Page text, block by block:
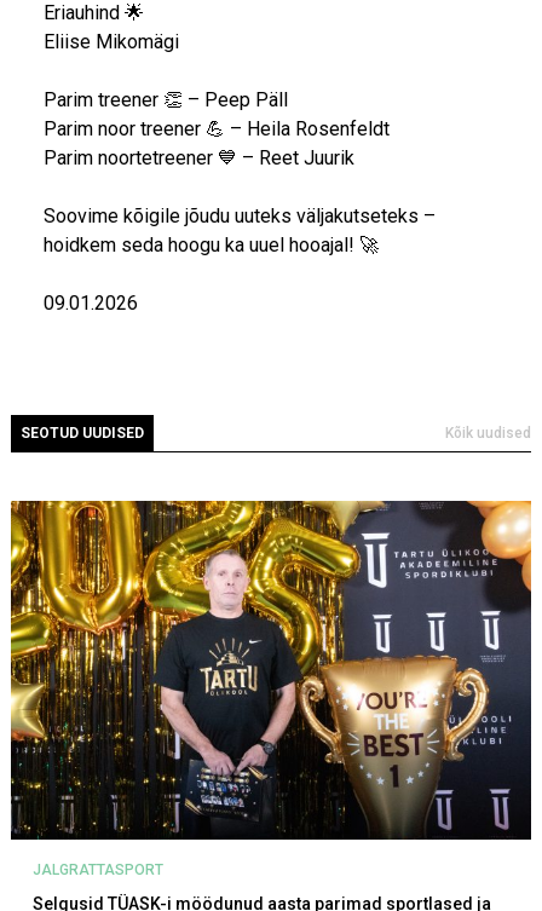
Eriauhind 🌟
Eliise Mikomägi
Parim treener 👏 – Peep Päll
Parim noor treener 💪 – Heila Rosenfeldt
Parim noortetreener 💙 – Reet Juurik
Soovime kõigile jõudu uuteks väljakutseteks –
hoidkem seda hoogu ka uuel hooajal! 🚀
09.01.2026
SEOTUD UUDISED Kõik uudised
JALGRATTASPORT
Selgusid TÜASK-i möödunud aasta parimad sportlased ja